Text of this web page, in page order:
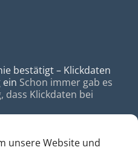
unsere Website und
bestätigt – Klickdaten
ein Schon immer gab es
dass Klickdaten bei